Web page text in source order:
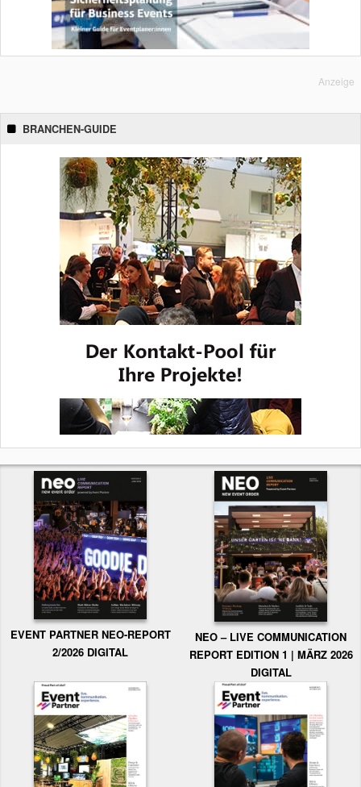
Anzeige
BRANCHEN-GUIDE
EVENT PARTNER NEO-REPORT
2/2026 DIGITAL
NEO – LIVE COMMUNICATION
REPORT EDITION 1 | MÄRZ 2026
DIGITAL